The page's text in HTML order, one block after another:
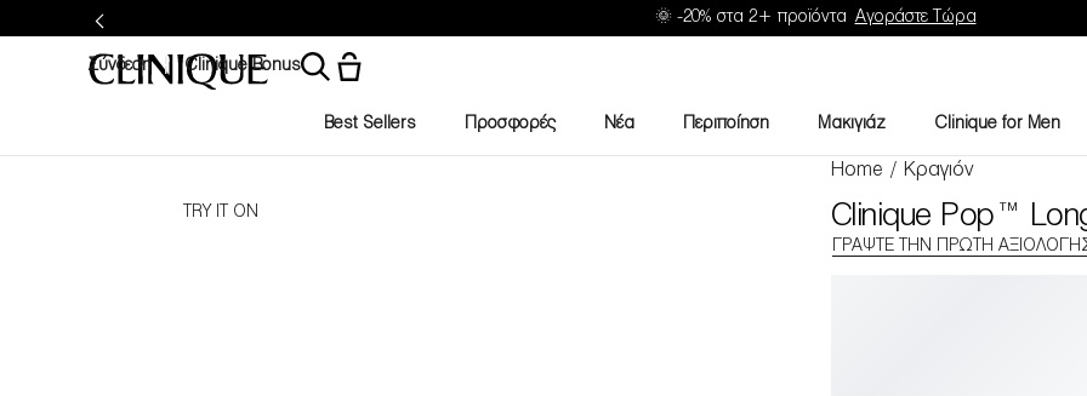
🌞 -20% στα 2+ προϊόντα Αγοράστε Τώρα
Σύνδεση Clinique Bonus
Best Sellers Προσφορές Νέα Περιποίηση Μακιγιάζ Clinique for Men
Home / Κραγιόν
TRY IT ON Clinique Pop™
ΓΡΆΨΤΕ ΤΗΝ ΠΡΏΤΗ